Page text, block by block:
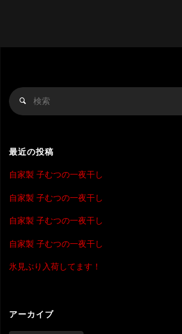
検
最近の投稿
自家製 子むつの一夜干し
自家製 子むつの一夜干し
自家製 子むつの一夜干し
自家製 子むつの一夜干し
氷見ぶり入荷してます！
アーカイブ